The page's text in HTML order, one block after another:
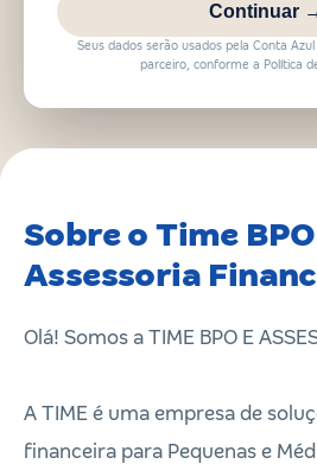
Continuar
Seus dados serão usados pela Conta
parceiro, conforme a Política
Sobre o Time
Assessoria
Olá! Somos a TIME BPO E
A TIME é uma empresa de
financeira para Pequenas e